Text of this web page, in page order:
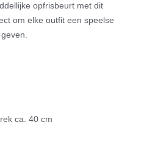
opfrisbeurt met dit
om elke outfit een speelse
ca. 40 cm